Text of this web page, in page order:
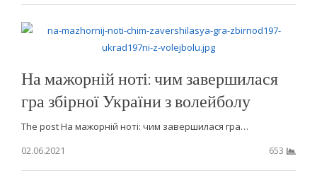
На мажорній ноті: чим завершилася
гра збірної України з волейболу
The post На мажорній ноті: чим завершилася гра…
02.06.2021
653